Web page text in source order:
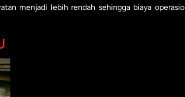
menjadi lebih rendah sehingga biaya